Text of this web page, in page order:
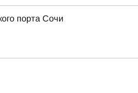
порта Сочи